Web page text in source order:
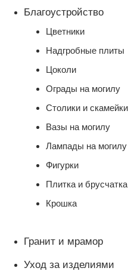
Благоустройство
Цветники
Надгробные плиты
Цоколи
Ограды на могилу
Столики и скамейки
Вазы на могилу
Лампады на могилу
Фигурки
Плитка и брусчатка
Крошка
Гранит и мрамор
Уход за изделиями